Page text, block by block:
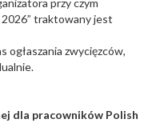
przy czym
traktowany jest
ogłaszania zwycięzców,
dla pracowników Polish